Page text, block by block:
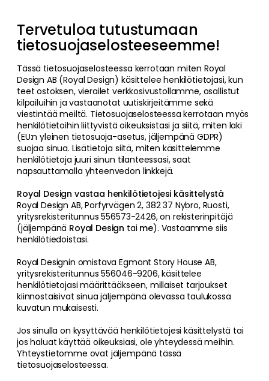
Tervetuloa tutustumaan
tietosuojaselosteeseemme!
Tässä tietosuojaselosteessa kerrotaan miten Royal
Design AB (Royal Design) käsittelee henkilötietojasi, kun
teet ostoksen, vierailet verkkosivustollamme, osallistut
kilpailuihin ja vastaanotat uutiskirjeitämme sekä
viestintää meiltä. Tietosuojaselosteessa kerrotaan myös
henkilötietoihin liittyvistä oikeuksistasi ja siitä, miten laki
(EU:n yleinen tietosuoja-asetus, jäljempänä GDPR)
suojaa sinua. Lisätietoja siitä, miten käsittelemme
henkilötietoja juuri sinun tilanteessasi, saat
napsauttamalla yhteenvedon linkkejä.
Royal Design vastaa henkilötietojesi käsittelystä
Royal Design AB, Porfyrvägen 2, 382 37 Nybro, Ruosti,
yritysrekisteritunnus 556573-2426, on rekisterinpitäjä
(jäljempänä Royal Design tai me). Vastaamme siis
henkilötiedoistasi.
Royal Designin omistava Egmont Story House AB,
yritysrekisteritunnus 556046-9206, käsittelee
henkilötietojasi määrittääkseen, millaiset tarjoukset
kiinnostaisivat sinua jäljempänä olevassa taulukossa
kuvatun mukaisesti.
Jos sinulla on kysyttävää henkilötietojesi käsittelystä tai
jos haluat käyttää oikeuksiasi, ole yhteydessä meihin.
Yhteystietomme ovat jäljempänä tässä
tietosuojaselosteessa.